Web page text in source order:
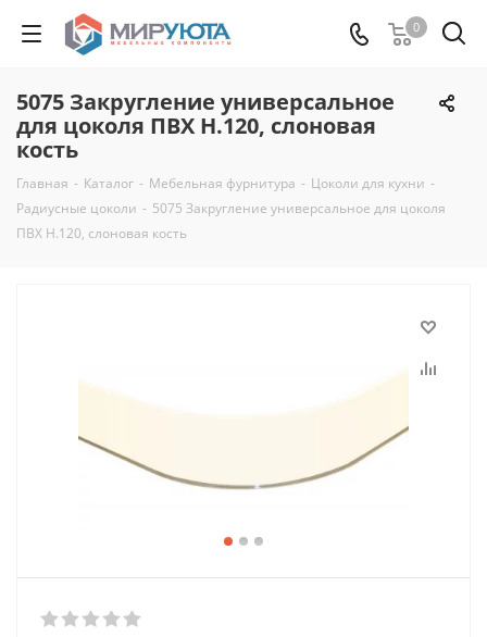
0
5075 Закругление универсальное
для цоколя ПВХ H.120, слоновая
кость
Главная - Каталог - Мебельная фурнитура - Цоколи для кухни -
Радиусные цоколи - 5075 Закругление универсальное для цоколя
ПВХ H.120, слоновая кость